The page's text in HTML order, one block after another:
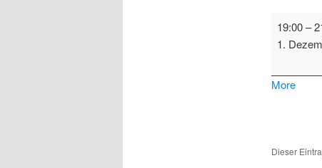
Freifunk
Mülheim
19:00–
1.
Moreabout
Dieser